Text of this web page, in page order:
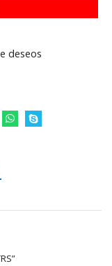
deseos